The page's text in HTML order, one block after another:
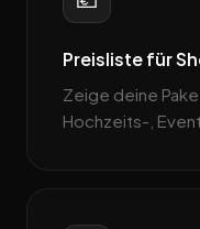
Preisliste für
Zeige deine
Hochzeits-,